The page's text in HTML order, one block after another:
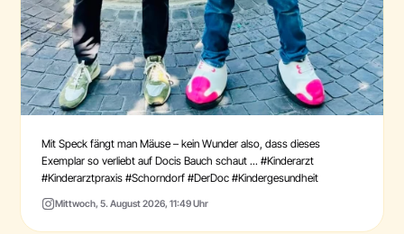
Mit Speck fängt man Mäuse – kein Wunder also, dass dieses
Exemplar so verliebt auf Docis Bauch schaut ... #Kinderarzt
#Kinderarztpraxis #Schorndorf #DerDoc #Kindergesundheit
Mittwoch, 5. August 2026, 11:49 Uhr